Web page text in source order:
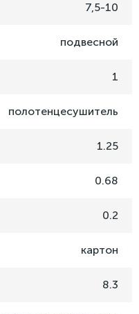
7,5-10
подвесной
1
полотенцесушитель
1.25
0.68
0.2
картон
8.3